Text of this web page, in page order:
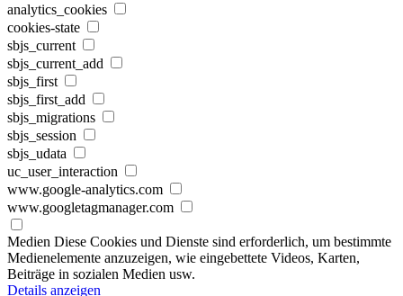
analytics_cookies
cookies-state
sbjs_current
sbjs_current_add
sbjs_first
sbjs_first_add
sbjs_migrations
sbjs_session
sbjs_udata
uc_user_interaction
www.google-analytics.com
www.googletagmanager.com
Medien Diese Cookies und Dienste sind erforderlich, um bestimmte
Medienelemente anzuzeigen, wie eingebettete Videos, Karten,
Beiträge in sozialen Medien usw.
Details anzeigen